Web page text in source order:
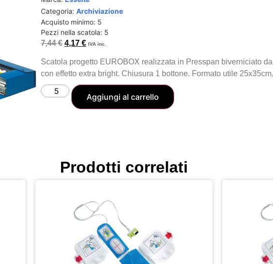
Categoria:Archiviazione
Acquisto minimo: 5
Pezzi nella scatola: 5
7,44€ 4,17€ IVA inc.
Scatola progetto EUROBOX realizzata in Presspan biverniciato
con effetto extra bright. Chiusura 1 bottone. Formato utile
Aggiungi al carrello
Prodotti correlati